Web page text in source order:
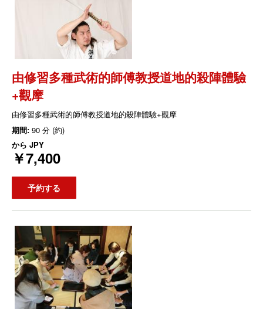
由修習多種武術的師傅教授道地的殺陣體驗
+觀摩
由修習多種武術的師傅教授道地的殺陣體驗+觀摩
期間: 90 分 (約)
から JPY
￥7,400
予約する